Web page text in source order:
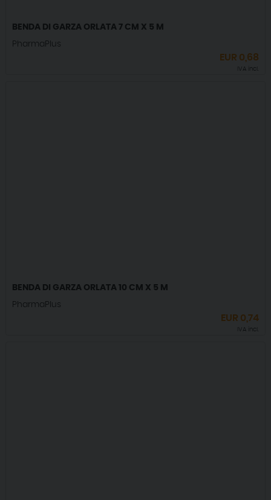
BENDA DI GARZA ORLATA 7 CM X 5 M
PharmaPlus
EUR 0,68
IVA incl.
BENDA DI GARZA ORLATA 10 CM X 5 M
PharmaPlus
EUR 0,74
IVA incl.